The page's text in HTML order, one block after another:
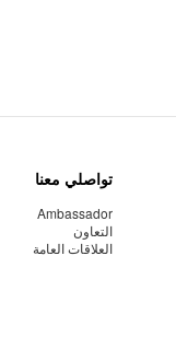
تواصلي معنا
Ambassador
التعاون
العلاقات العامة